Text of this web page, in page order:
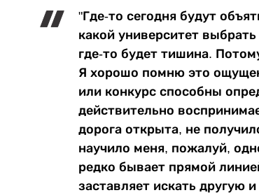
"Где-то сегодня будут
какой университет
где-то будет тишина.
Я хорошо помню это
или конкурс способны
действительно
дорога открыта, не
научило меня, пожалуй,
редко бывает прямой
заставляет искать другую